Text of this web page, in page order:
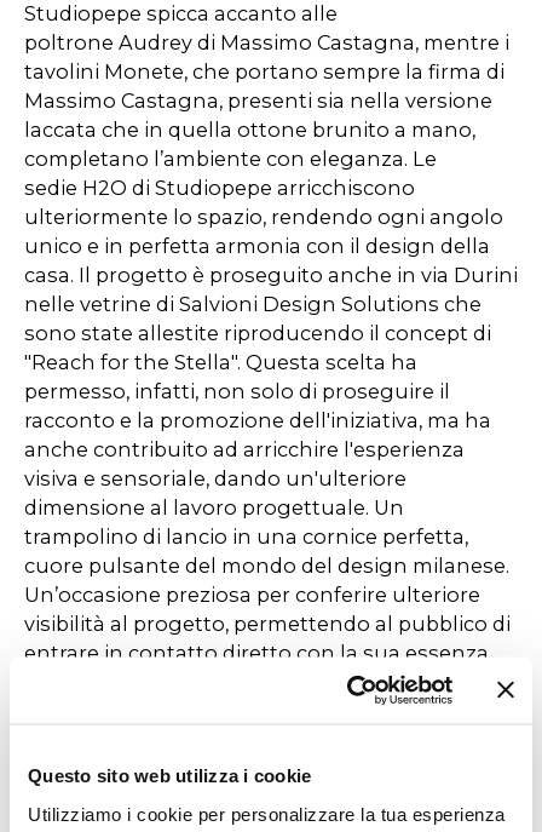
Questo sito web utilizza i cookie
Utilizziamo i cookie per personalizzare la tua esperienza
Studiopepe spicca accanto alle
poltrone Audrey di Massimo Castagna, mentre i
tavolini Monete, che portano sempre la firma di
Massimo Castagna, presenti sia nella versione
laccata che in quella ottone brunito a mano,
completano l’ambiente con eleganza. Le
sedie H2O di Studiopepe arricchiscono
ulteriormente lo spazio, rendendo ogni angolo
unico e in perfetta armonia con il design della
casa. Il progetto è proseguito anche in via Durini
nelle vetrine di Salvioni Design Solutions che
sono state allestite riproducendo il concept di
"Reach for the Stella". Questa scelta ha
permesso, infatti, non solo di proseguire il
racconto e la promozione dell'iniziativa, ma ha
anche contribuito ad arricchire l'esperienza
visiva e sensoriale, dando un'ulteriore
dimensione al lavoro progettuale. Un
trampolino di lancio in una cornice perfetta,
cuore pulsante del mondo del design milanese.
Un’occasione preziosa per conferire ulteriore
visibilità al progetto, permettendo al pubblico di
entrare in contatto diretto con la sua essenza.
Protagonisti, in questo caso, il divano Audrey
Motion di Massimo Castagna e il tavolo Re-verre